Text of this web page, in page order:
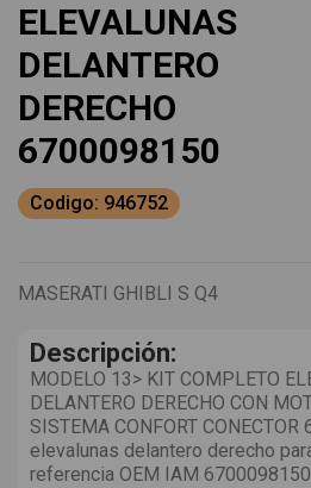
ELEVALUNAS
DELANTERO
DERECHO
6700098150
Codigo: 946752
MASERATI GHIBLI S Q4
Descripción:
MODELO 13> KIT COMPLETO
DELANTERO DERECHO CON
SISTEMA CONFORT
elevalunas delantero derecho
referencia OEM IAM 6700098150